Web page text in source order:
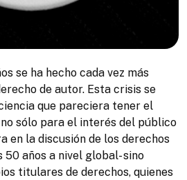
se ha hecho cada vez más
de autor. Esta crisis se
que pareciera tener el
sólo para el interés del público
en la discusión de los derechos
años a nivel global- sino
titulares de derechos, quienes